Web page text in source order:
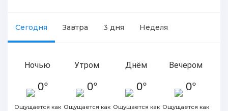
Сегодня Завтра 3 дня Неделя
Ночью
0°
Ощущается как
Утром
0°
Ощущается как
Днём
0°
Ощущается как
Вечером
0°
Ощущается как